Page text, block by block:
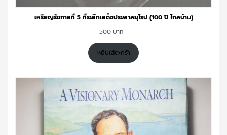
เหรียญรัชกาลที่ 5 ที่ระลึกเสด็จประพาสยุโรป (100 ปี ไกลบ้าน)
500
หยิบใส่ตะกร้า